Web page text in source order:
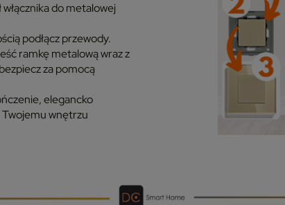
do metalowej
podłącz przewody.
ramkę metalową wraz z
za pomocą
elegancko
wnętrzu